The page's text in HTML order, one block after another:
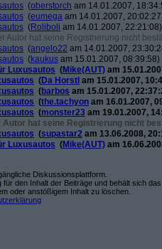
(oberstorch am 14.01.2007,
(eumega am 14.01.2007,
(Roliboli am 14.01.2007, 22:21:08)
Autor hat seine Registrierung nicht
(angelo22 am 14.01.2007,
(kaukus am 15.01.2007, 08:39:58)
Luxusautos (Mike(AUT) am
(Da Horstl am 15.01.2007,
(barbos am 15.01.2007,
(the.tachyon am 16.01.2007,
(monster23 am 19.01.2007,
Autor hat seine Registrierung nicht
(supastar2 am 13.06.2008,
Luxusautos (Mike(AUT) am
Diskussionsplattform.
den Inhalt der Beiträge und behält sich das
oder anstößigem Inhalt zu löschen.